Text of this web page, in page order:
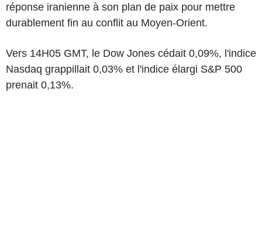
réponse iranienne à son plan de paix pour mettre
durablement fin au conflit au Moyen-Orient.
Vers 14H05 GMT, le Dow Jones cédait 0,09%, l'indice
Nasdaq grappillait 0,03% et l'indice élargi S&P 500
prenait 0,13%.